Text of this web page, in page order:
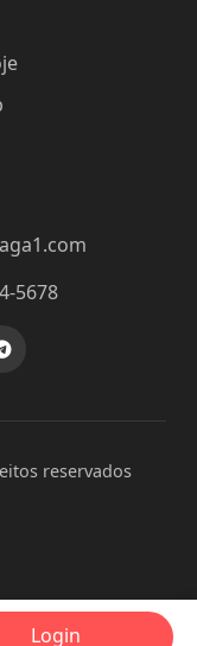
5678
reservados
Login